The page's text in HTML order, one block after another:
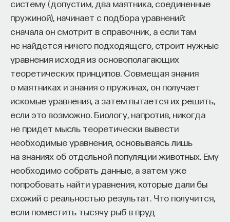
систему (допустим, два маятника, соединенные
пружиной), начинает с подбора уравнений:
сначала он смотрит в справочник, а если там
не найдется ничего подходящего, строит нужные
уравнения исходя из основополагающих
теоретических принципов. Совмещая знания
о маятниках и знания о пружинах, он получает
искомые уравнения, а затем пытается их решить,
если это возможно. Биологу, напротив, никогда
не придет мысль теоретически вывести
необходимые уравнения, основываясь лишь
на знаниях об отдельной популяции животных. Ему
необходимо собрать данные, а затем уже
попробовать найти уравнения, которые дали бы
схожий с реальностью результат. Что получится,
если поместить тысячу рыб в пруд
некоторых подцелей при выполнении общей
задачи.
Если мы говорим про комнаты, то одной
из подцелей может служить доехать до двери
в конкретной комнате. То есть не ехать влево,
вправо, тыкаться в стенки, а напрямую
направиться к двери, которая находится прямо
перед нами. Выучив такую последовательность —
двигаться до двери в данных комнатах, —
мы можем эту подпоследовательность потом
использовать в других комнатах или даже
в другом окружении, чтобы двигаться, например,
к двери в здании.
И вот когда мы позволяем роботу или агенту
использовать не только элементарные действия,